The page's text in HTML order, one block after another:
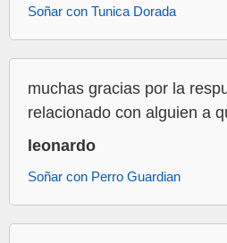
Soñar con Tunica Dorada
muchas gracias por la
relacionado con alguien a
leonardo
Soñar con Perro Guardian